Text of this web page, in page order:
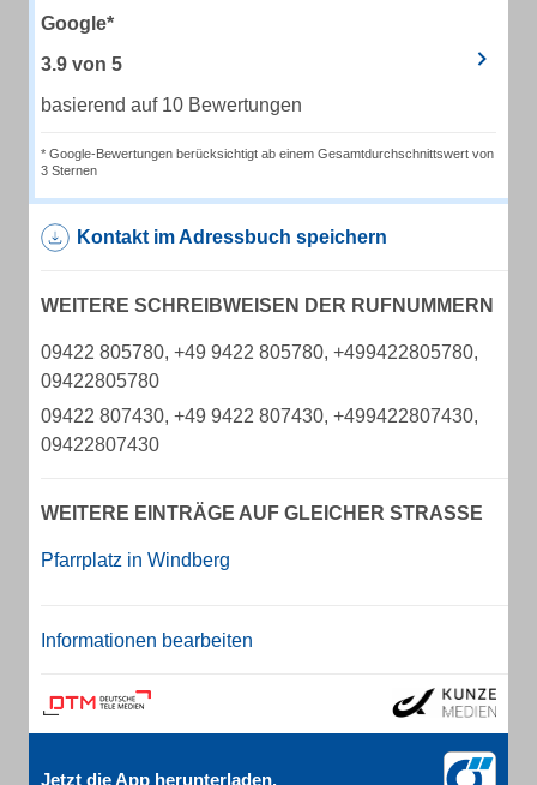
Google*
3.9 von 5
basierend auf 10 Bewertungen
* Google-Bewertungen berücksichtigt ab einem Gesamtdurchschnittswert von
3 Sternen
Kontakt im Adressbuch speichern
WEITERE SCHREIBWEISEN DER RUFNUMMERN
09422 805780, +49 9422 805780, +499422805780,
09422805780
09422 807430, +49 9422 807430, +499422807430,
09422807430
WEITERE EINTRÄGE AUF GLEICHER STRASSE
Pfarrplatz in Windberg
Informationen bearbeiten
Jetzt die App herunterladen.